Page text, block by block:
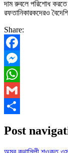
দাম রুবলে পরিশোধ করতে
রফতানিকারকদেরও
Share:
Facebook
Messenger
WhatsApp
Gmail
Post